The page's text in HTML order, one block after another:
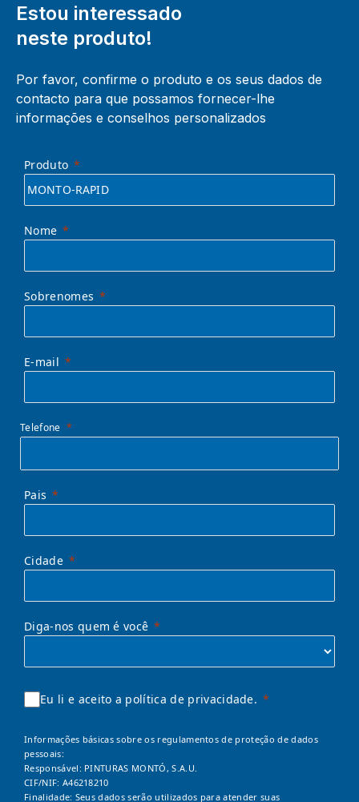
Estou interessado
neste produto!
Por favor, confirme o produto e os seus dados de
contacto para que possamos fornecer-lhe
informações e conselhos personalizados
Produto
Nome
Sobrenomes
E-mail
Telefone
Pais
Cidade
Diga-nos quem é você
Eu li e aceito a política de privacidade.
Informações básicas sobre os regulamentos de proteção de dados
pessoais:
Responsável: PINTURAS MONTÓ, S.A.U.
CIF/NIF: A46218210
Finalidade: Seus dados serão utilizados para atender suas